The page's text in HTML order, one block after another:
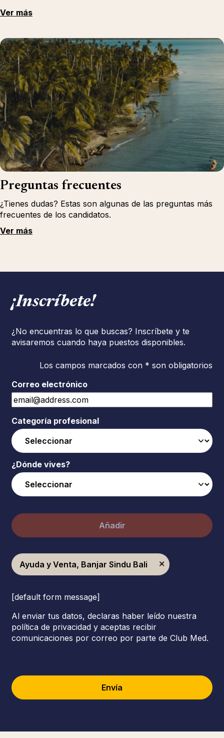
Ver más
Preguntas frecuentes
¿Tienes dudas? Estas son algunas de las preguntas más
frecuentes de los candidatos.
Ver más
¡Inscríbete!
¿No encuentras lo que buscas? Inscríbete y te
avisaremos cuando haya puestos disponibles.
Los campos marcados con * son obligatorios
Correo electrónico
Categoría profesional
¿Dónde vives?
Añadir
Ayuda y Venta, Banjar Sindu Bali
[default form message]
Al enviar tus datos, declaras haber leído nuestra
política de privacidad y aceptas recibir
comunicaciones por correo por parte de Club Med.
Envía